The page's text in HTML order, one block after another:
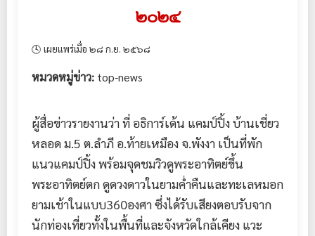
๒๐๒๔
🕓 เผยแพร่เมื่อ ๒๘ ก.ย. ๒๕๖๘
หมวดหมู่ข่าว: top-news
ผู้สื่อข่าวรายงานว่า ที่ อธิการ์เด้น แคมป์ปิ้ง บ้านเชี่ยว
หลอด ม.5 ต.ลำภี อ.ท้ายเหมือง จ.พังงา เป็นที่พัก
แนวแคมป์ปิ้ง พร้อมจุดชมวิวดูพระอาทิตย์ขึ้น
พระอาทิตย์ตก ดูดวงดาวในยามค่ำคืนและทะเลหมอก
ยามเช้าในแบบ360องศา ซึ่งได้รับเสียงตอบรับจาก
นักท่องเที่ยวทั้งในพื้นที่และจังหวัดใกล้เคียง แวะ